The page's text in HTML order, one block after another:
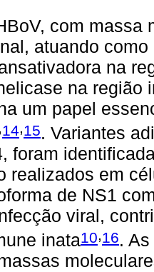
com massa
atuando
na
na região
um papel
,14,15. Variantes
foram
realizados em
de NS1
viral,
inata10,16.